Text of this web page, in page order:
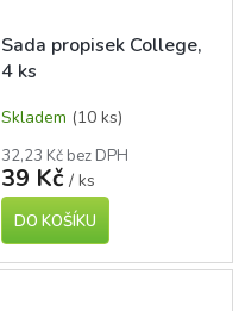
Sada propisek College,
4 ks
Skladem (10 ks)
32,23 Kč bez DPH
39 Kč / ks
DO KOŠÍKU